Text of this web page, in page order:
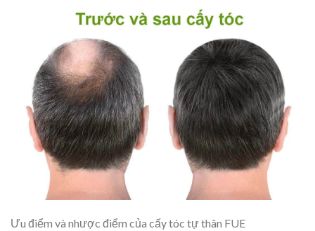
Ưu điểm và nhược điểm của cấy tóc tự thân FUE